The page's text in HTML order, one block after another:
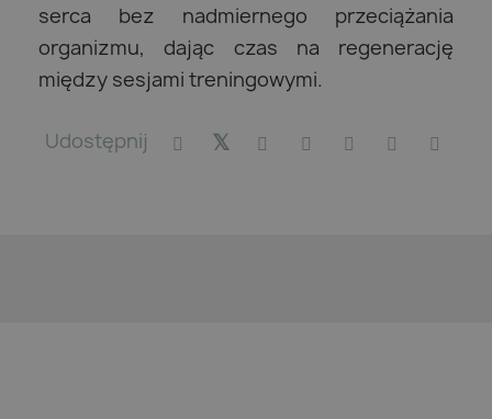
serca bez nadmiernego przeciążania
organizmu, dając czas na regenerację
między sesjami treningowymi.
Udostępnij